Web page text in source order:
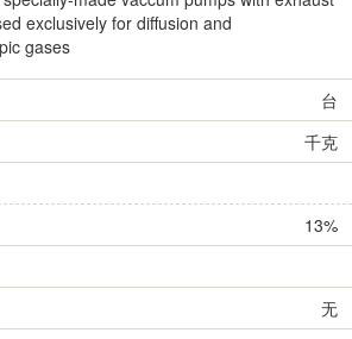
exclusively for diffusion and
gases
台
千克
13%
无